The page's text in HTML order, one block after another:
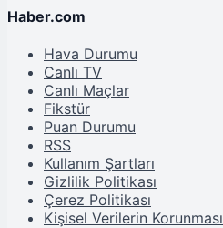
Haber.com
Hava Durumu
Canlı TV
Canlı Maçlar
Fikstür
Puan Durumu
RSS
Kullanım Şartları
Gizlilik Politikası
Çerez Politikası
Kişisel Verilerin Korunması